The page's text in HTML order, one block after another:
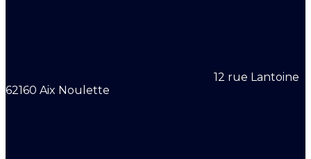
12 rue Lantoine
62160 Aix Noulette